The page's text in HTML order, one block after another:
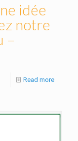
idée
notre
–
Read more